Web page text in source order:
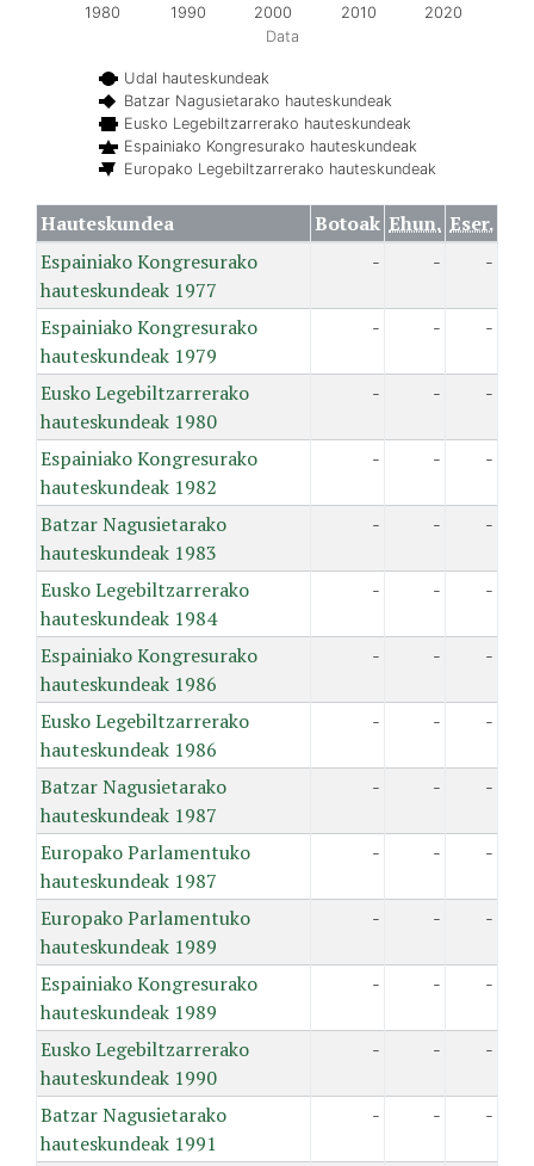
Data
Udal hauteskundeak
Batzar Nagusietarako hauteskundeak
Eusko Legebiltzarrerako hauteskundeak
Espainiako Kongresurako hauteskundeak
Europako Legebiltzarrerako hauteskundeak
1980 1990 2000 2010 2020
Hauteskundea Botoak Ehun. Eser.
Espainiako Kongresurako
hauteskundeak 1977
- - -
Espainiako Kongresurako
hauteskundeak 1979
- - -
Eusko Legebiltzarrerako
hauteskundeak 1980
- - -
Espainiako Kongresurako
hauteskundeak 1982
- - -
Batzar Nagusietarako
hauteskundeak 1983
- - -
Eusko Legebiltzarrerako
hauteskundeak 1984
- - -
Espainiako Kongresurako
hauteskundeak 1986
- - -
Eusko Legebiltzarrerako
hauteskundeak 1986
- - -
Batzar Nagusietarako
hauteskundeak 1987
- - -
Europako Parlamentuko
hauteskundeak 1987
- - -
Europako Parlamentuko
hauteskundeak 1989
- - -
Espainiako Kongresurako
hauteskundeak 1989
- - -
Eusko Legebiltzarrerako
hauteskundeak 1990
- - -
Batzar Nagusietarako
hauteskundeak 1991
- - -